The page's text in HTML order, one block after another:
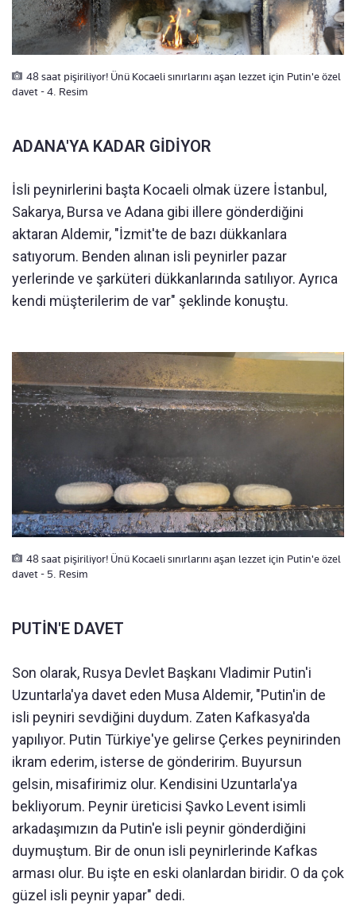
48 saat pişiriliyor! Ünü Kocaeli sınırlarını aşan lezzet için Putin'e özel
davet - 4. Resim
ADANA'YA KADAR GİDİYOR
İsli peynirlerini başta Kocaeli olmak üzere İstanbul,
Sakarya, Bursa ve Adana gibi illere gönderdiğini
aktaran Aldemir, "İzmit'te de bazı dükkanlara
satıyorum. Benden alınan isli peynirler pazar
yerlerinde ve şarküteri dükkanlarında satılıyor. Ayrıca
kendi müşterilerim de var" şeklinde konuştu.
48 saat pişiriliyor! Ünü Kocaeli sınırlarını aşan lezzet için Putin'e özel
davet - 5. Resim
PUTİN'E DAVET
Son olarak, Rusya Devlet Başkanı Vladimir Putin'i
Uzuntarla'ya davet eden Musa Aldemir, "Putin'in de
isli peyniri sevdiğini duydum. Zaten Kafkasya'da
yapılıyor. Putin Türkiye'ye gelirse Çerkes peynirinden
ikram ederim, isterse de gönderirim. Buyursun
gelsin, misafirimiz olur. Kendisini Uzuntarla'ya
bekliyorum. Peynir üreticisi Şavko Levent isimli
arkadaşımızın da Putin'e isli peynir gönderdiğini
duymuştum. Bir de onun isli peynirlerinde Kafkas
arması olur. Bu işte en eski olanlardan biridir. O da çok
güzel isli peynir yapar" dedi.